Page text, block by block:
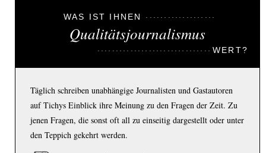
WAS IST IHNEN
Qualitätsjournalismus
WERT?
Täglich schreiben unabhängige Journalisten und Gastautoren
auf Tichys Einblick ihre Meinung zu den Fragen der Zeit. Zu
jenen Fragen, die sonst oft all zu einseitig dargestellt oder unter
den Teppich gekehrt werden.